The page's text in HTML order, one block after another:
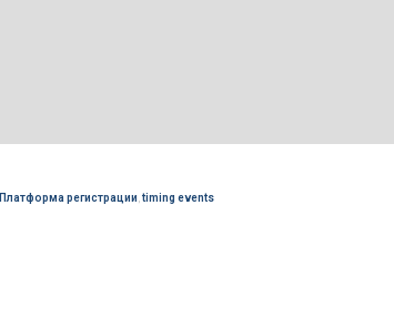
Платформа регистрации,timing events